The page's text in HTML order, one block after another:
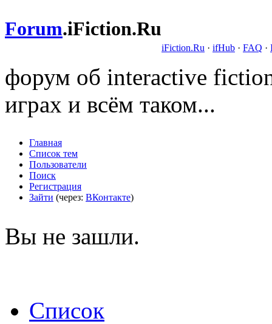
Forum.iFiction.Ru
iFiction.Ru · ifHub · FAQ ·
форум об interactive
играх и всём таком...
Главная
Список тем
Пользователи
Поиск
Регистрация
Зайти (через: ВКонтакте)
Вы не зашли.
Список